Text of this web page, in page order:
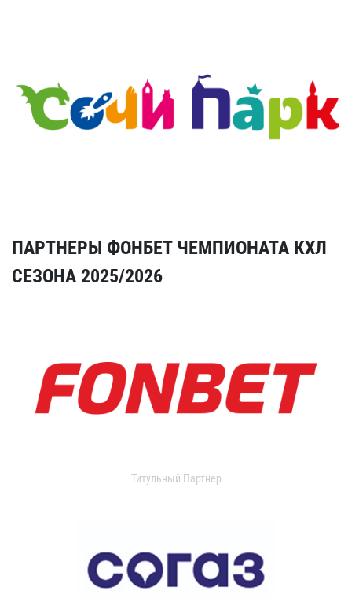
ПАРТНЕРЫ ФОНБЕТ ЧЕМПИОНАТА КХЛ
СЕЗОНА 2025/2026
Титульный Партнер